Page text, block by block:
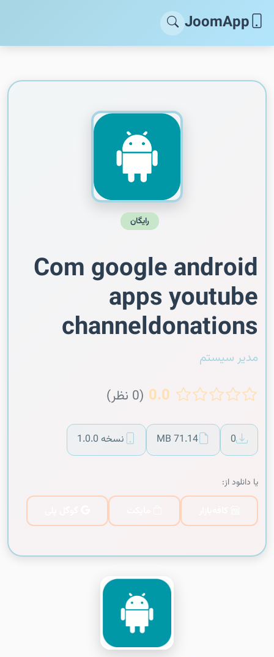
JoomApp
رایگان
Com google android
apps youtube
channeldonations
مدیر سیستم
0.0 (0 نظر)
0
71.14 MB نسخه 1.0.0
یا دانلود از: